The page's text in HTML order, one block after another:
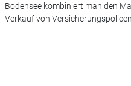
Bodensee kombiniert man den
Verkauf von